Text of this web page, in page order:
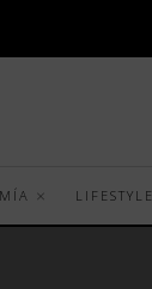
LIFESTYLE